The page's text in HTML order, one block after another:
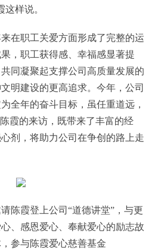
样说。
在职工关爱方面形成了完整的运
，职工获得感、幸福感显著提
同凝聚起支撑公司高质量发展的
明建设的更高追求。今年，公司
全年的奋斗目标，虽任重道远，
霞的来访，既带来了丰富的经
剂，将助力公司在争创的路上走
陈霞登上公司“道德讲堂”，与更
、感恩爱心、奉献爱心的励志故
参与陈霞爱心慈善基金